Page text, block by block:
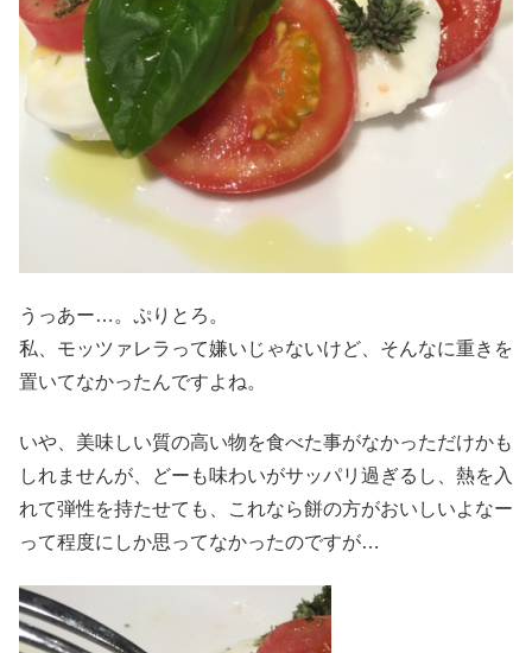
うっあー…。ぷりとろ。
私、モッツァレラって嫌いじゃないけど、そんなに重きを
置いてなかったんですよね。
いや、美味しい質の高い物を食べた事がなかっただけかも
しれませんが、どーも味わいがサッパリ過ぎるし、熱を入
れて弾性を持たせても、これなら餅の方がおいしいよなー
って程度にしか思ってなかったのですが…